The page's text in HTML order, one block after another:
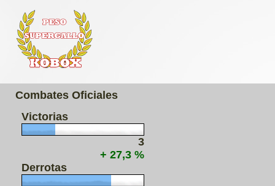
Combates Oficiales
Victorias
3
+ 27,3 %
Derrotas